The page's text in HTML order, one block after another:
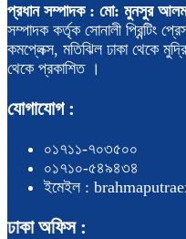
প্রধান সম্পাদক : মো: মুনসুর
সম্পাদক কর্তৃক সোনালী প্রিন্টিং
কমপ্লেক্স, মতিঝিল ঢাকা থেকে
থেকে প্রকাশিত ।
যোগাযোগ :
০১৭১১-৭০৩৫০০
০১৭১০-৫৪৯৪৩৪
ইমেইল :
ঢাকা অফিস :